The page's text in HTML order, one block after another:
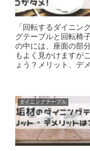
「回転するダイニン
グテーブルと回転椅
の中には、座面の部
もよく見かけますが
ょう？メリット、デ
ダイニングテーブル